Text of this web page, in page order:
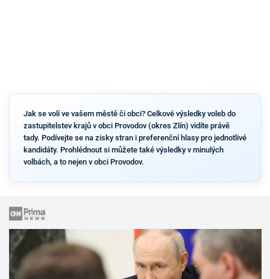
Jak se volí ve vašem městě či obci? Celkové výsledky voleb do
zastupitelstev krajů v obci Provodov (okres Zlín) vidíte právě
tady. Podívejte se na zisky stran i preferenční hlasy pro jednotlivé
kandidáty. Prohlédnout si můžete také výsledky v minulých
volbách, a to nejen v obci Provodov.